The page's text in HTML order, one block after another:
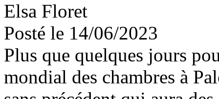
Elsa Floret
Posté le 14/06/2023
Plus que quelques jours
mondial des chambres à